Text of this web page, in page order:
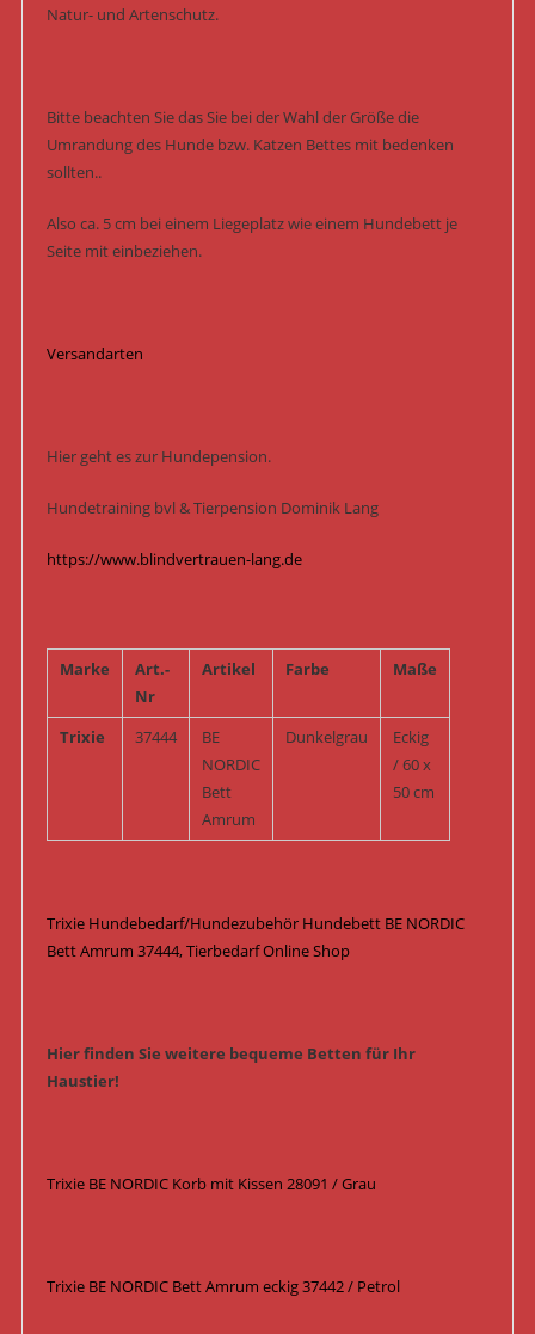
Natur- und Artenschutz.
Bitte beachten Sie das Sie bei der Wahl der Größe die
Umrandung des Hunde bzw. Katzen Bettes mit bedenken
sollten..
Also ca. 5 cm bei einem Liegeplatz wie einem Hundebett je
Seite mit einbeziehen.
Versandarten
Hier geht es zur Hundepension.
Hundetraining bvl & Tierpension Dominik Lang
https://www.blindvertrauen-lang.de
Marke
Art.-
Nr
Artikel Farbe Maße
Trixie 37444
BE
NORDIC
Bett
Amrum
Dunkelgrau
Eckig
/ 60 x
50 cm
Trixie Hundebedarf/Hundezubehör Hundebett BE NORDIC
Bett Amrum 37444, Tierbedarf Online Shop
Hier finden Sie weitere bequeme Betten für Ihr
Haustier!
Trixie BE NORDIC Korb mit Kissen 28091 / Grau
Trixie BE NORDIC Bett Amrum eckig 37442 / Petrol